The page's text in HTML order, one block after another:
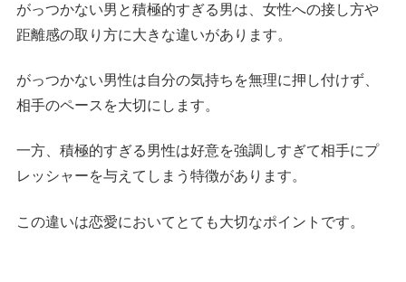
がっつかない男と積極的すぎる男は、女性への接し方や
距離感の取り方に大きな違いがあります。
がっつかない男性は自分の気持ちを無理に押し付けず、
相手のペースを大切にします。
一方、積極的すぎる男性は好意を強調しすぎて相手にプ
レッシャーを与えてしまう特徴があります。
この違いは恋愛においてとても大切なポイントです。